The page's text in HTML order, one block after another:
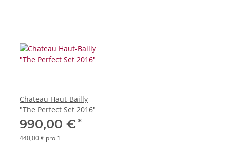
Chateau Haut-Bailly
"The Perfect Set 2016"
990,00 €*
440,00 € pro 1 l